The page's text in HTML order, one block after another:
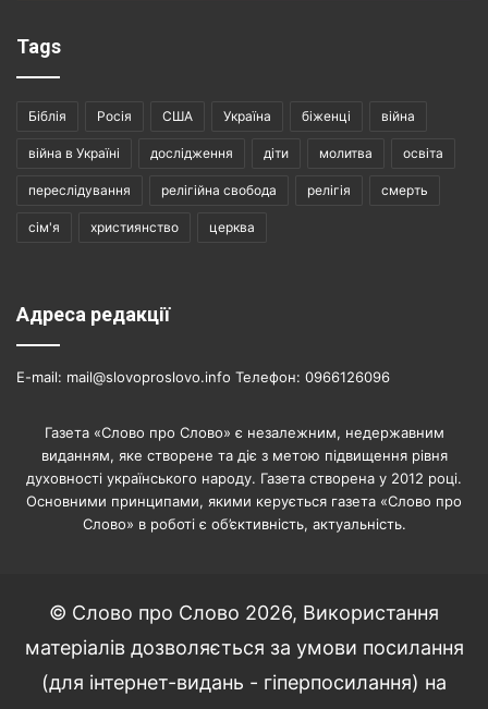
Tags
Біблія Росія США Україна біженці війна
війна в Україні дослідження діти молитва освіта
переслідування релігійна свобода релігія смерть
сім'я християнство церква
Адреса редакції
E-mail: mail@slovoproslovo.info Телефон: 0966126096
Газета «Слово про Слово» є незалежним, недержавним
виданням, яке створене та діє з метою підвищення рівня
духовності українського народу. Газета створена у 2012 році.
Основними принципами, якими керується газета «Слово про
Слово» в роботі є об’єктивність, актуальність.
© Слово про Слово 2026, Використання
матеріалів дозволяється за умови посилання
(для інтернет-видань - гіперпосилання) на